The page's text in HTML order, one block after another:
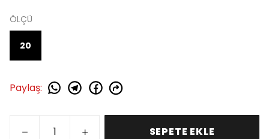
ÖLÇÜ
20
Paylaş:
SEPETE EKLE